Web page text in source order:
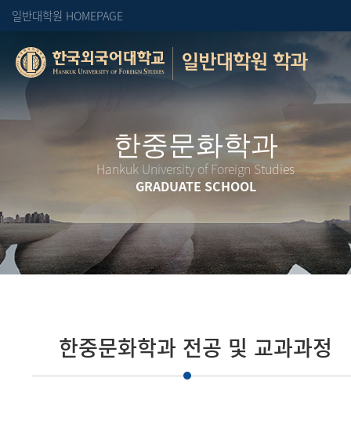
일반대학원 HOMEPAGE
일반대학원 학과
Hankuk University of Foreign Studies
GRADUATE SCHOOL
한중문화학과 전공 및 교과과정